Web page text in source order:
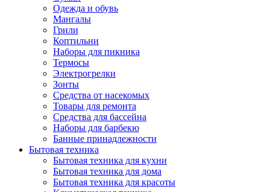
Одежда и обувь
Мангалы
Грили
Коптильни
Наборы для пикника
Термосы
Электрогрелки
Зонты
Средства от насекомых
Товары для ремонта
Средства для бассейна
Наборы для барбекю
Банные принадлежности
Бытовая техника
Бытовая техника для кухни
Бытовая техника для дома
Бытовая техника для красоты